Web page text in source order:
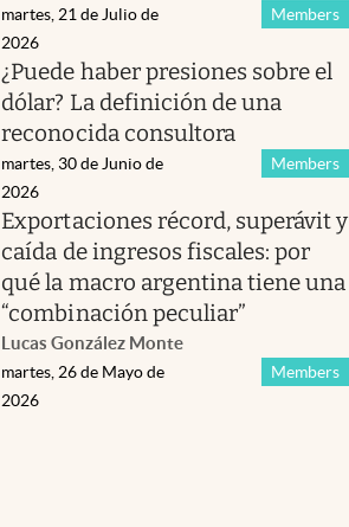
Members
martes, 21 de Julio de
2026
¿Puede haber presiones sobre el
dólar? La definición de una
reconocida consultora
Members
martes, 30 de Junio de
2026
Exportaciones récord, superávit y
caída de ingresos fiscales: por
qué la macro argentina tiene una
“combinación peculiar”
Lucas González Monte
Members
martes, 26 de Mayo de
2026